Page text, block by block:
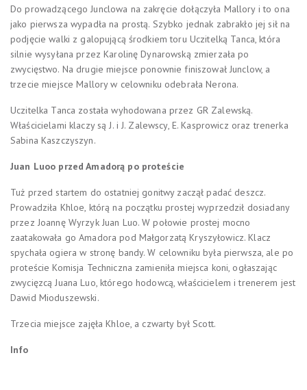
Do prowadzącego Junclowa na zakręcie dołączyła Mallory i to ona
jako pierwsza wypadła na prostą. Szybko jednak zabrakło jej sił na
podjęcie walki z galopującą środkiem toru Uczitelką Tanca, która
silnie wysyłana przez Karolinę Dynarowską zmierzała po
zwycięstwo. Na drugie miejsce ponownie finiszował Junclow, a
trzecie miejsce Mallory w celowniku odebrała Nerona.
Uczitelka Tanca została wyhodowana przez GR Zalewską.
Właścicielami klaczy są J. i J. Zalewscy, E. Kasprowicz oraz trenerka
Sabina Kaszczyszyn.
Juan Luoo przed Amadorą po proteście
Tuż przed startem do ostatniej gonitwy zaczął padać deszcz.
Prowadziła Khloe, którą na początku prostej wyprzedził dosiadany
przez Joannę Wyrzyk Juan Luo. W połowie prostej mocno
zaatakowała go Amadora pod Małgorzatą Kryszyłowicz. Klacz
spychała ogiera w stronę bandy. W celowniku była pierwsza, ale po
proteście Komisja Techniczna zamieniła miejsca koni, ogłaszając
zwycięzcą Juana Luo, którego hodowcą, właścicielem i trenerem jest
Dawid Mioduszewski.
Trzecia miejsce zajęła Khloe, a czwarty był Scott.
Info